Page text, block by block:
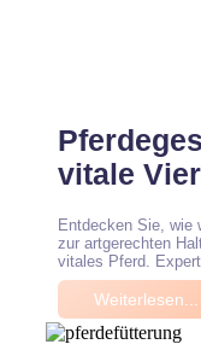
vitale
Entdecken Sie, wie
zur artgerechten
vitales Pferd.
Weiterlesen...